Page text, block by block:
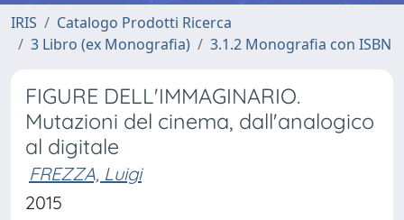
IRIS
Catalogo Prodotti Ricerca
3 Libro (ex Monografia)
3.1.2 Monografia con ISBN
FIGURE DELL'IMMAGINARIO.
Mutazioni del cinema, dall'analogico
al digitale
FREZZA, Luigi
2015